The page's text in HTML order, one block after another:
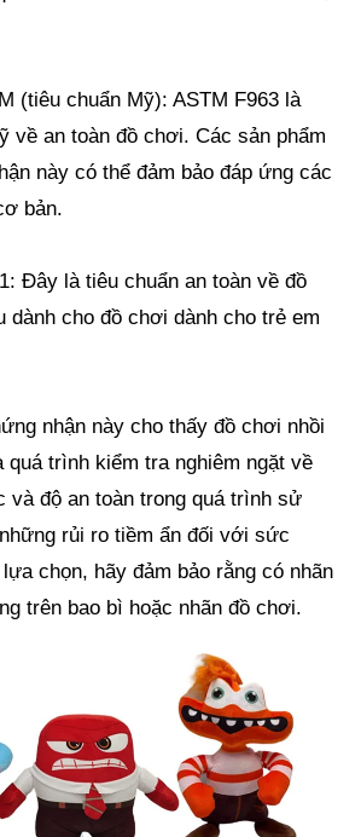
(tiêu chuẩn Mỹ): ASTM F963 là
về an toàn đồ chơi. Các sản phẩm
này có thể đảm bảo đáp ứng các
bản.
Đây là tiêu chuẩn an toàn về đồ
dành cho đồ chơi dành cho trẻ em
nhận này cho thấy đồ chơi nhồi
quá trình kiểm tra nghiêm ngặt về
và độ an toàn trong quá trình sử
rủi ro tiềm ẩn đối với sức
chọn, hãy đảm bảo rằng có nhãn
trên bao bì hoặc nhãn đồ chơi.